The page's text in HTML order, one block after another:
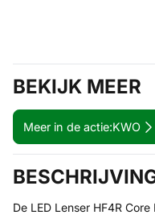
BEKIJK MEER
Meer in de actie:KWO
De LED Lenser HF4R